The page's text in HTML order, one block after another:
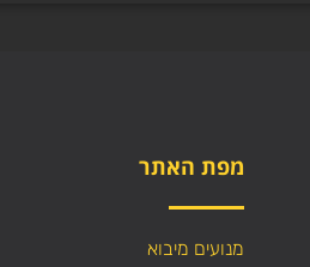
מפת האתר
מנועים מיבוא